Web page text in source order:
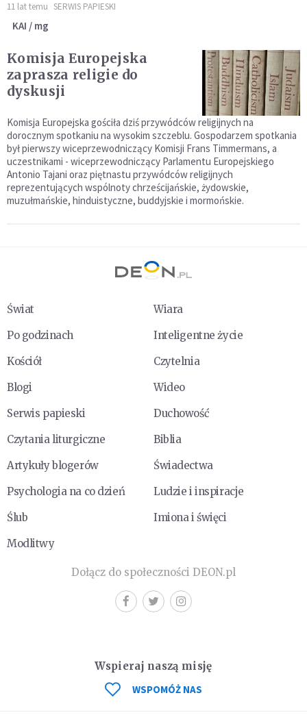
11 lat temu SERWIS PAPIESKI
KAI / mg
Komisja Europejska
zaprasza religie do
dyskusji
Komisja Europejska gościła dziś przywódców religijnych na
dorocznym spotkaniu na wysokim szczeblu. Gospodarzem spotkania
był pierwszy wiceprzewodniczący Komisji Frans Timmermans, a
uczestnikami - wiceprzewodniczący Parlamentu Europejskiego
Antonio Tajani oraz piętnastu przywódców religijnych
reprezentujących wspólnoty chrześcijańskie, żydowskie,
muzułmańskie, hinduistyczne, buddyjskie i mormońskie.
Świat
Wiara
Po godzinach
Inteligentne życie
Kościół
Czytelnia
Blogi
Wideo
Serwis papieski
Duchowość
Czytania liturgiczne
Biblia
Artykuły blogerów
Świadectwa
Psychologia na co dzień
Ludzie i inspiracje
Ślub
Imiona i święci
Modlitwy
Dołącz do społeczności DEON.pl
Wspieraj naszą misję
WSPOMÓŻ NAS